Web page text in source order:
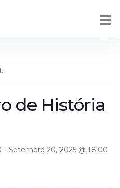
de História
-Setembro 20, 2025 @ 18:00